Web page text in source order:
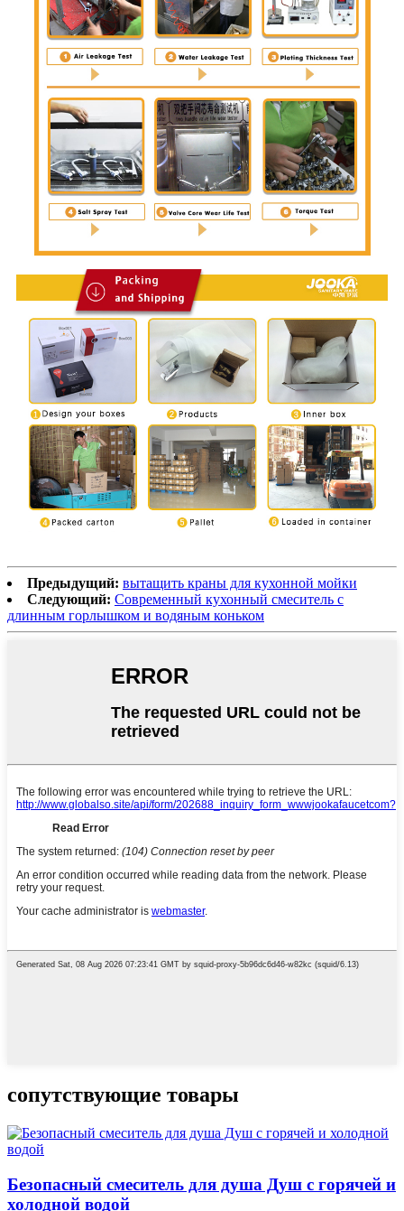
Предыдущий: вытащить краны для кухонной мойки
Следующий: Современный кухонный смеситель с
длинным горлышком и водяным коньком
сопутствующие товары
Безопасный смеситель для душа Душ с горячей и
холодной водой